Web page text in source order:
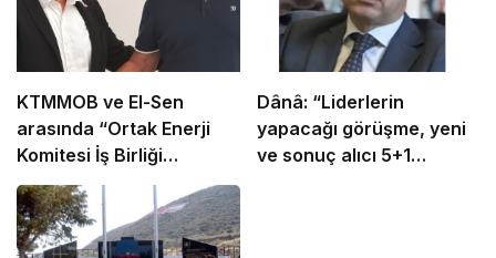
KTMMOB ve El-Sen
arasında “Ortak Enerji
Komitesi İş Birliği
Protokolü” imzalandı
Dânâ: “Liderlerin
yapacağı görüşme, yeni
ve sonuç alıcı 5+1